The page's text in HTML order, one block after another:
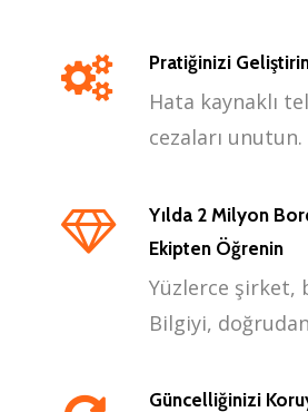
Pratiğinizi
Hata kaynaklı
cezaları unutun.
Yılda 2 Milyon
Ekipten Öğrenin
Yüzlerce şirket,
Bilgiyi,
Güncelliğinizi